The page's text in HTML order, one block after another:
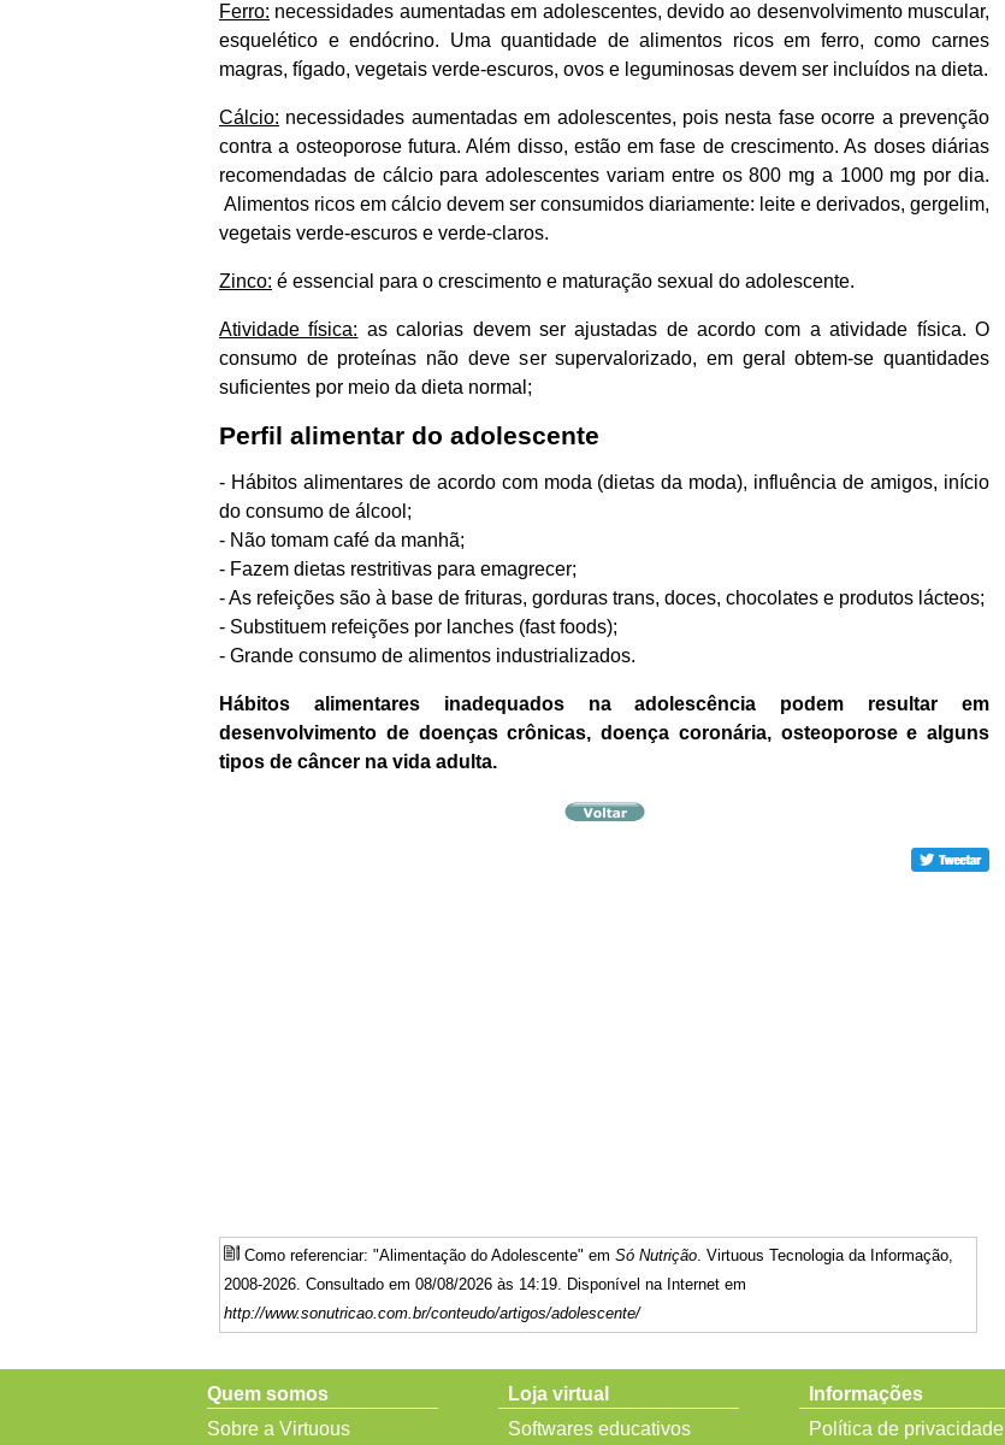
Ferro: necessidades aumentadas em adolescentes, devido ao desenvolvimento muscular,
esquelético e endócrino. Uma quantidade de alimentos ricos em ferro, como carnes
magras, fígado, vegetais verde-escuros, ovos e leguminosas devem ser incluídos na dieta.
Cálcio: necessidades aumentadas em adolescentes, pois nesta fase ocorre a prevenção
contra a osteoporose futura. Além disso, estão em fase de crescimento. As doses diárias
recomendadas de cálcio para adolescentes variam entre os 800 mg a 1000 mg por dia.
Alimentos ricos em cálcio devem ser consumidos diariamente: leite e derivados, gergelim,
vegetais verde-escuros e verde-claros.
Zinco: é essencial para o crescimento e maturação sexual do adolescente.
Atividade física: as calorias devem ser ajustadas de acordo com a atividade física. O
consumo de proteínas não deve ser supervalorizado, em geral obtem-se quantidades
suficientes por meio da dieta normal;
Perfil alimentar do adolescente
- Hábitos alimentares de acordo com moda (dietas da moda), influência de amigos, início
do consumo de álcool;
- Não tomam café da manhã;
- Fazem dietas restritivas para emagrecer;
- As refeições são à base de frituras, gorduras trans, doces, chocolates e produtos lácteos;
- Substituem refeições por lanches (fast foods);
- Grande consumo de alimentos industrializados.
Hábitos alimentares inadequados na adolescência podem resultar em
desenvolvimento de doenças crônicas, doença coronária, osteoporose e alguns
tipos de câncer na vida adulta.
Como referenciar: "Alimentação do Adolescente" em Só Nutrição . Virtuous Tecnologia da Informação,
2008-2026. Consultado em 08/08/2026 às 14:19. Disponível na Internet em
http://www.sonutricao.com.br/conteudo/artigos/adolescente/
Quem somos
Sobre a Virtuous
Loja virtual
Softwares educativos
Informações
Política de privacidade